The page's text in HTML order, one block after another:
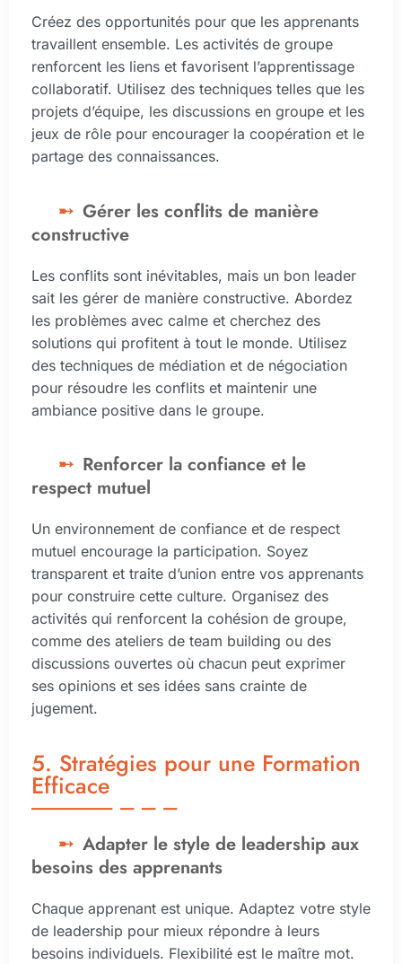
Créez des opportunités pour que les apprenants
travaillent ensemble. Les activités de groupe
renforcent les liens et favorisent l’apprentissage
collaboratif. Utilisez des techniques telles que les
projets d’équipe, les discussions en groupe et les
jeux de rôle pour encourager la coopération et le
partage des connaissances.
Gérer les conflits de manière
constructive
Les conflits sont inévitables, mais un bon leader
sait les gérer de manière constructive. Abordez
les problèmes avec calme et cherchez des
solutions qui profitent à tout le monde. Utilisez
des techniques de médiation et de négociation
pour résoudre les conflits et maintenir une
ambiance positive dans le groupe.
Renforcer la confiance et le
respect mutuel
Un environnement de confiance et de respect
mutuel encourage la participation. Soyez
transparent et traite d’union entre vos apprenants
pour construire cette culture. Organisez des
activités qui renforcent la cohésion de groupe,
comme des ateliers de team building ou des
discussions ouvertes où chacun peut exprimer
ses opinions et ses idées sans crainte de
jugement.
5. Stratégies pour une Formation
Efficace
Adapter le style de leadership aux
besoins des apprenants
Chaque apprenant est unique. Adaptez votre style
de leadership pour mieux répondre à leurs
besoins individuels. Flexibilité est le maître mot.